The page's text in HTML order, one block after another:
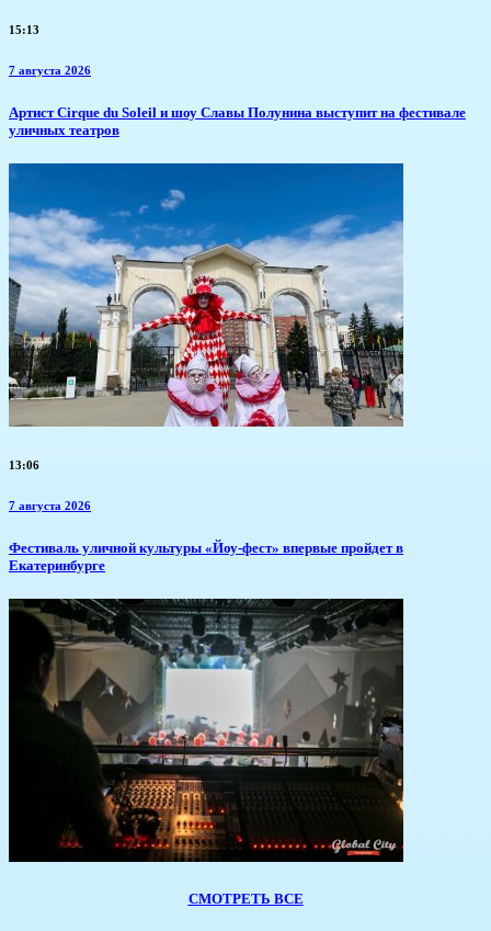
15:13
7 августа 2026
Артист Cirque du Soleil и шоу Славы Полунина выступит на фестивале
уличных театров
13:06
7 августа 2026
​Фестиваль уличной культуры «Йоу-фест» впервые пройдет в
Екатеринбурге
СМОТРЕТЬ ВСЕ